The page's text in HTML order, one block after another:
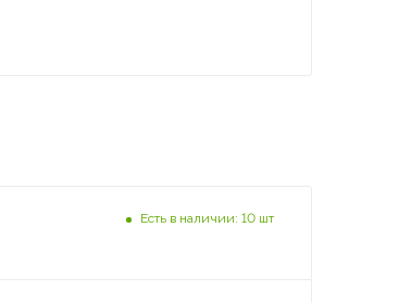
Есть в наличии: 10 шт